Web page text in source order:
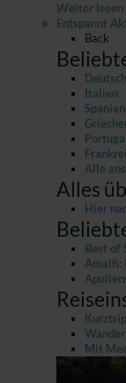
Weiter lesen
Entspannt
Back
Italien
Spanien
Alle
Alles
Hier
Best of
Amalfi:
Mit